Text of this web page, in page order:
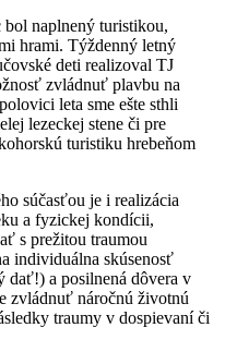
naplnený turistikou,
hrami. Týždenný letný
deti realizoval TJ
zvládnuť plavbu na
leta sme ešte sthli
lezeckej stene či pre
turistiku hrebeňom
súčasťou je i realizácia
a fyzickej kondícii,
s prežitou traumou
individuálna skúsenosť
dať!) a posilnená dôvera v
zvládnuť náročnú životnú
traumy v dospievaní či